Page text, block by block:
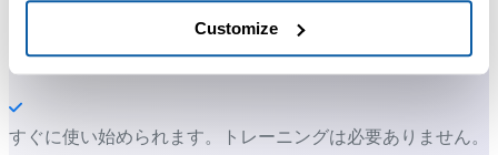
Customize
ASAP Utilities は、時間を節約し、Excel だけではできないこ
を可能にします。
すぐに使い始められます。トレーニングは必要ありません。